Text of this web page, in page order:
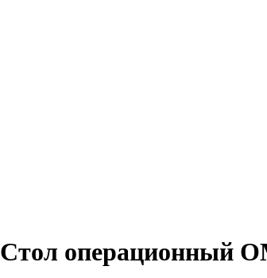
Стол операционный